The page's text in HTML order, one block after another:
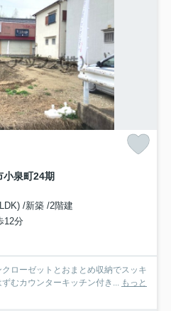
小泉町24期
/新築 /2階建
12分
ローゼットとおまとめ収納でスッキ
むカウンターキッチン付き... もっと